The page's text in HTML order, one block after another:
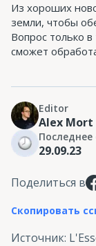
Из хороших
земли, чтобы
Вопрос только
сможет
Editor
Alex Mort
29.09.23
Поделиться в
Скопировать
Источник: